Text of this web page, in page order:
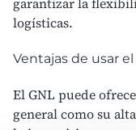
logísticas.
Ventajas de usar
El GNL puede
general como su